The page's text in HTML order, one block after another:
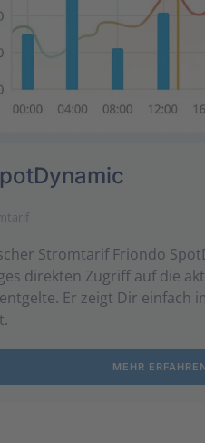
Strom­tarif Friondo
direkten Zugriff auf die
Er zeigt Dir ein­fach
MEHR